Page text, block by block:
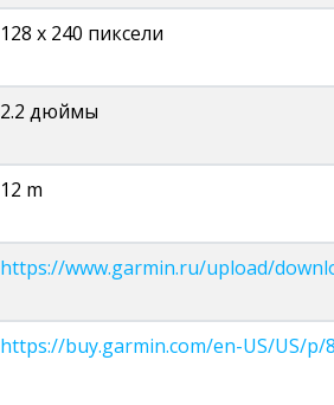
128 х 240 пиксели
2.2 дюймы
12 m
https://www.garmin.ru/upload/
https://buy.garmin.com/en-US/US/p/